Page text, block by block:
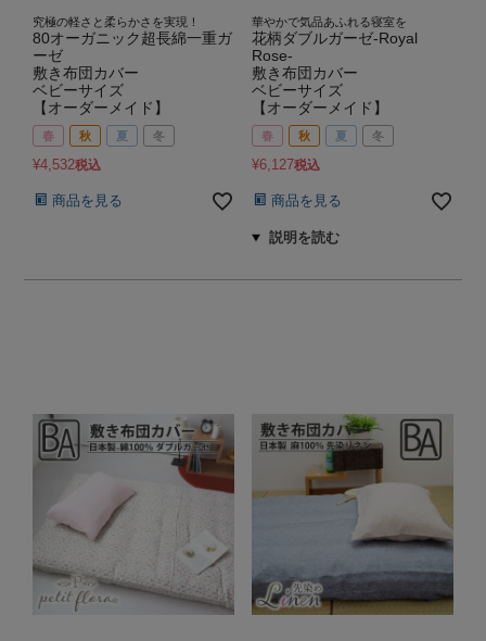
究極の軽さと柔らかさを実現！
80オーガニック超長綿一重ガ
ーゼ
敷き布団カバー
ベビーサイズ
【オーダーメイド】
春 秋 夏 冬
¥4,532税込
商品を見る
華やかで気品あふれる寝室を
花柄ダブルガーゼ-Royal
Rose-
敷き布団カバー
ベビーサイズ
【オーダーメイド】
春 秋 夏 冬
¥6,127税込
商品を見る